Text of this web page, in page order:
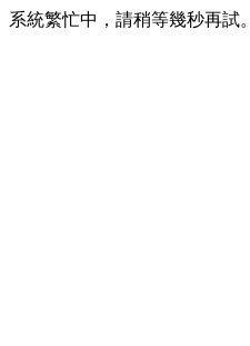
系統繁忙中，請稍等幾秒再試。